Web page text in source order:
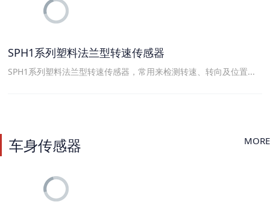
SPH1系列塑料法兰型转速传感器
SPH1系列塑料法兰型转速传感器，常用来检测转速、转向及位置...
车身传感器 MORE